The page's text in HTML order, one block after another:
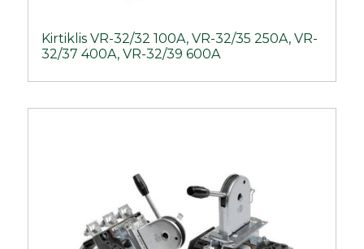
Kirtiklis VR-32/32 100A, VR-32/35 250A, VR-
32/37 400A, VR-32/39 600A